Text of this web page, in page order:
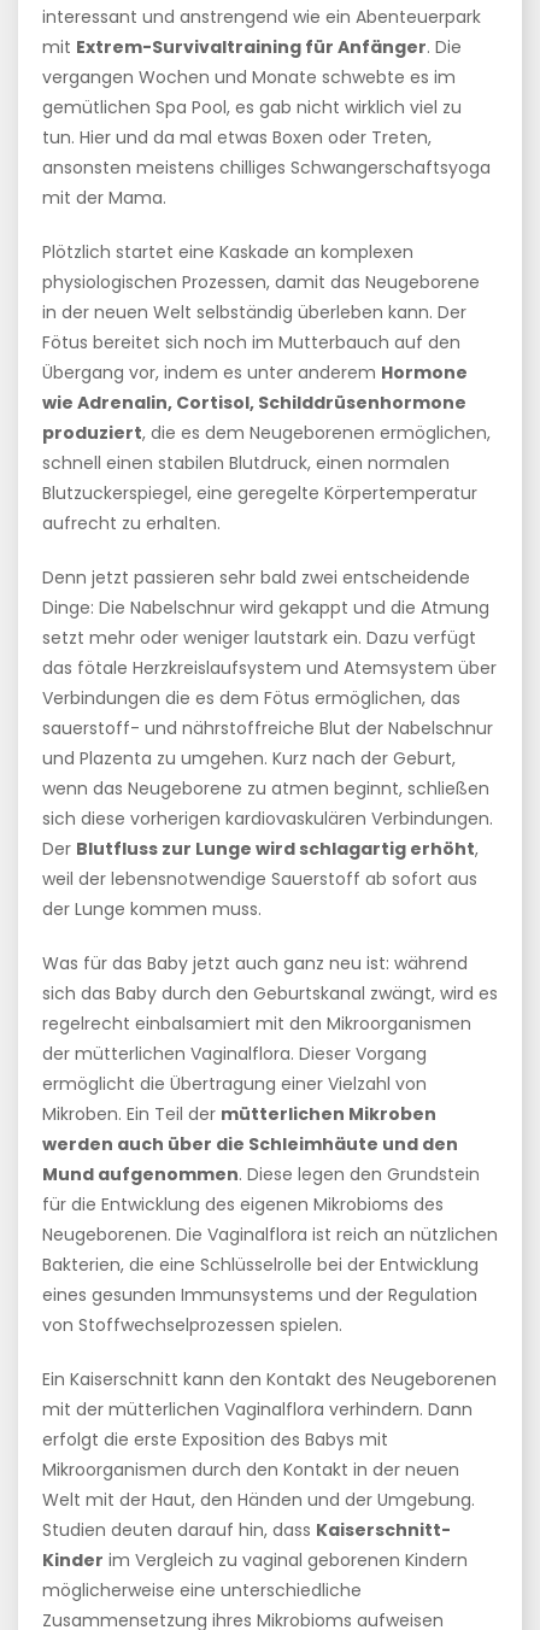
interessant und anstrengend wie ein Abenteuerpark
mit Extrem-Survivaltraining für Anfänger. Die
vergangen Wochen und Monate schwebte es im
gemütlichen Spa Pool, es gab nicht wirklich viel zu
tun. Hier und da mal etwas Boxen oder Treten,
ansonsten meistens chilliges Schwangerschaftsyoga
mit der Mama.
Plötzlich startet eine Kaskade an komplexen
physiologischen Prozessen, damit das Neugeborene
in der neuen Welt selbständig überleben kann. Der
Fötus bereitet sich noch im Mutterbauch auf den
Übergang vor, indem es unter anderem Hormone
wie Adrenalin, Cortisol, Schilddrüsenhormone
produziert, die es dem Neugeborenen ermöglichen,
schnell einen stabilen Blutdruck, einen normalen
Blutzuckerspiegel, eine geregelte Körpertemperatur
aufrecht zu erhalten.
Denn jetzt passieren sehr bald zwei entscheidende
Dinge: Die Nabelschnur wird gekappt und die Atmung
setzt mehr oder weniger lautstark ein. Dazu verfügt
das fötale Herzkreislaufsystem und Atemsystem über
Verbindungen die es dem Fötus ermöglichen, das
sauerstoff- und nährstoffreiche Blut der Nabelschnur
und Plazenta zu umgehen. Kurz nach der Geburt,
wenn das Neugeborene zu atmen beginnt, schließen
sich diese vorherigen kardiovaskulären Verbindungen.
Der Blutfluss zur Lunge wird schlagartig erhöht,
weil der lebensnotwendige Sauerstoff ab sofort aus
der Lunge kommen muss.
Was für das Baby jetzt auch ganz neu ist: während
sich das Baby durch den Geburtskanal zwängt, wird es
regelrecht einbalsamiert mit den Mikroorganismen
der mütterlichen Vaginalflora. Dieser Vorgang
ermöglicht die Übertragung einer Vielzahl von
Mikroben. Ein Teil der mütterlichen Mikroben
werden auch über die Schleimhäute und den
Mund aufgenommen. Diese legen den Grundstein
für die Entwicklung des eigenen Mikrobioms des
Neugeborenen. Die Vaginalflora ist reich an nützlichen
Bakterien, die eine Schlüsselrolle bei der Entwicklung
eines gesunden Immunsystems und der Regulation
von Stoffwechselprozessen spielen.
Ein Kaiserschnitt kann den Kontakt des Neugeborenen
mit der mütterlichen Vaginalflora verhindern. Dann
erfolgt die erste Exposition des Babys mit
Mikroorganismen durch den Kontakt in der neuen
Welt mit der Haut, den Händen und der Umgebung.
Studien deuten darauf hin, dass Kaiserschnitt-
Kinder im Vergleich zu vaginal geborenen Kindern
möglicherweise eine unterschiedliche
Zusammensetzung ihres Mikrobioms aufweisen